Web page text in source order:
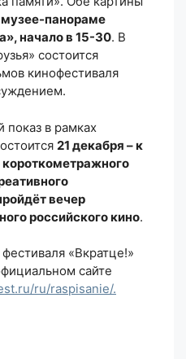
музее-панораме
начало в 15-30. В
состоится
кинофестиваля
показ в рамках
21 декабря – к
вечер
российского кино.
«Вкратце!»
сайте
ru/raspisanie/.